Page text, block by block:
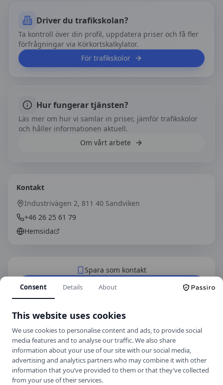
Driver du trafikskolan?
Ta kontroll över din profil, uppdatera priser och få fler
förfrågningar via Körkortskalkylator.
För trafikskolor
Hur fungerar tjänsten?
Läs mer om hur vi samlar in priser, jämför trafikskolor
och håller informationen aktuell.
Om vårt arbete
Kontakt
Industrivägen 2, 811 40 Sandviken
+46 26 25 61 79
Hemsida
Spara som kontakt
Spara i telefonboken
tillOn Via | Lovéns Trafikskola
med.
Hitta hit
Consent Details About
This website uses cookies
We use cookies to personalise content and ads, to provide social
media features and to analyse our traffic. We also share
information about your use of our site with our social media,
advertising and analytics partners who may combine it with other
information that you’ve provided to them or that they’ve collected
from your use of their services.